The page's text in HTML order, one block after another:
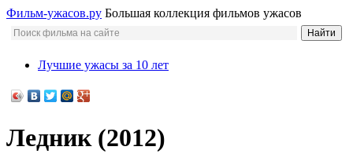
Фильм-ужасов.ру Большая коллекция фильмов ужасов
Лучшие ужасы за 10 лет
Ледник (2012)